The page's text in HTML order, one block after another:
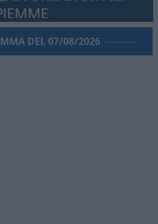
DEL 07/08/2026